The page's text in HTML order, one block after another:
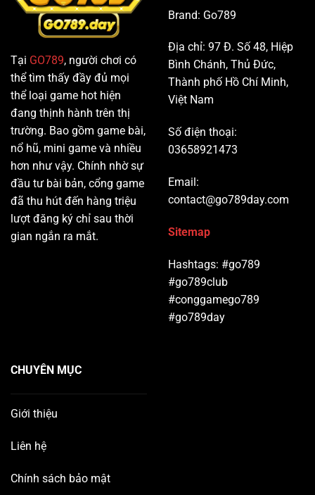
Tại GO789, người chơi có
thể tìm thấy đầy đủ mọi
thể loại game hot hiện
đang thịnh hành trên thị
trường. Bao gồm game bài,
nổ hũ, mini game và nhiều
hơn như vậy. Chính nhờ sự
đầu tư bài bản, cổng game
đã thu hút đến hàng triệu
lượt đăng ký chỉ sau thời
gian ngắn ra mắt.
Brand: Go789
Địa chỉ: 97 Đ. Số 48, Hiệp
Bình Chánh, Thủ Đức,
Thành phố Hồ Chí Minh,
Việt Nam
Số điện thoại:
03658921473
Email:
contact@go789day.com
Sitemap
Hashtags: #go789
#go789club
#conggamego789
#go789day
CHUYÊN MỤC
Giới thiệu
Liên hệ
Chính sách bảo mật